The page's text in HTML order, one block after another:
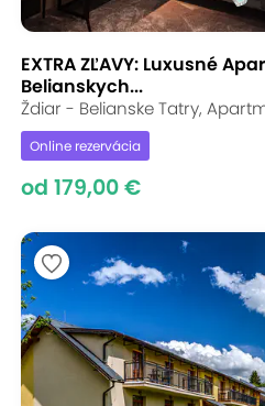
EXTRA ZĽAVY: Luxusné
Belianskych...
Ždiar - Belianske Tatry,
Online rezervácia
od 179,00 €